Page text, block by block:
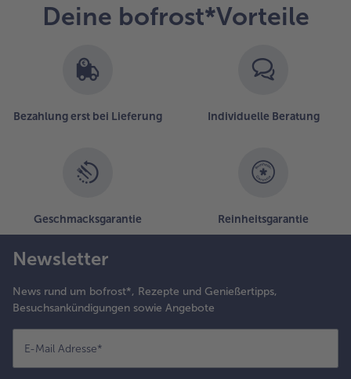
Deine bofrost*Vorteile
Bezahlung erst bei Lieferung Individuelle Beratung
Geschmacksgarantie Reinheitsgarantie
Newsletter
News rund um bofrost*, Rezepte und Genießertipps,
Besuchsankündigungen sowie Angebote
E-Mail Adresse*